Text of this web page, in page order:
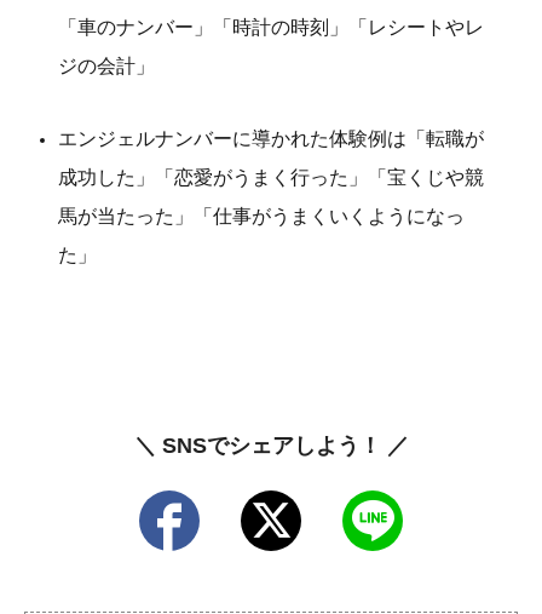
「車のナンバー」「時計の時刻」「レシートやレ
ジの会計」
エンジェルナンバーに導かれた体験例は「転職が
成功した」「恋愛がうまく行った」「宝くじや競
馬が当たった」「 仕事がうまくいくようになっ
た」
＼ SNSでシェアしよう！ ／